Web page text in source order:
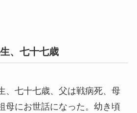
、七十七歳
、七十七歳、父は戦病死、母
母にお世話になった。幼き頃